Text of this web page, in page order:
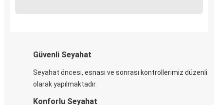
Güvenli Seyahat
Seyahat öncesi, esnası ve sonrası kontrollerimiz düzenli
olarak yapılmaktadır.
Konforlu Seyahat